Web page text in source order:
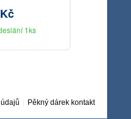
1ks
Pěkný dárek kontakt